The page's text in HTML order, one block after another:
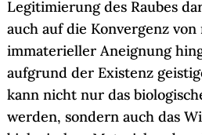
Legitimierung des Raubes
auch auf die Konvergenz
immaterieller Aneignung
aufgrund der Existenz
kann nicht nur das
werden, sondern auch das